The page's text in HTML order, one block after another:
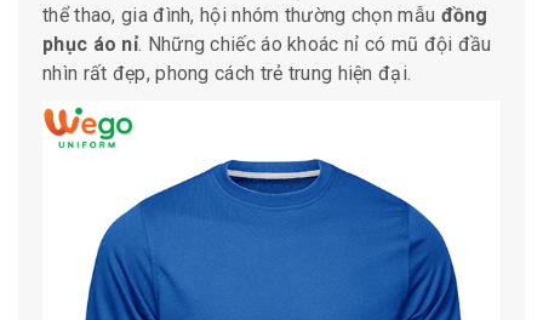
thể thao, gia đình, hội nhóm thường chọn mẫu đồng
phục áo nỉ. Những chiếc áo khoác nỉ có mũ đội đầu
nhìn rất đẹp, phong cách trẻ trung hiện đại.